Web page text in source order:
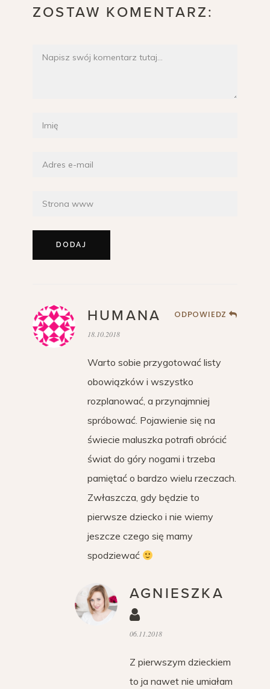
ZOSTAW KOMENTARZ:
HUMANA ODPOWIEDZ
18.10.2018
Warto sobie przygotować listy
obowiązków i wszystko
rozplanować, a przynajmniej
spróbować. Pojawienie się na
świecie maluszka potrafi obrócić
świat do góry nogami i trzeba
pamiętać o bardzo wielu rzeczach.
Zwłaszcza, gdy będzie to
pierwsze dziecko i nie wiemy
jeszcze czego się mamy
spodziewać
AGNIESZKA
06.11.2018
Z pierwszym dzieckiem
to ja nawet nie umiałam